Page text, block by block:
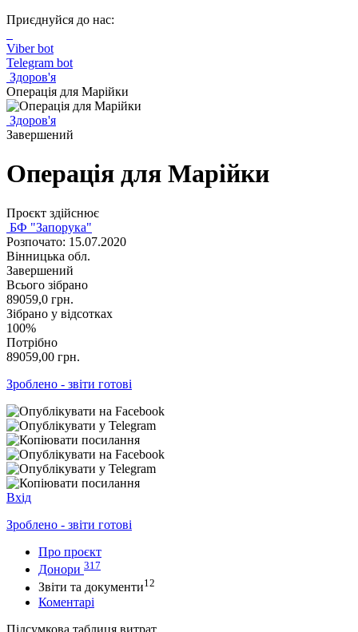
Приєднуйся до нас:
Viber bot
Telegram bot
Здоров'я
Операція для Марійки
Здоров'я
Завершений
Операція для Марійки
Проєкт здійснює
БФ "Запорука"
Розпочато: 15.07.2020
Вінницька обл.
Завершений
Всього зібрано
89059,0 грн.
Зібрано у відсотках
100%
Потрібно
89059,00 грн.
Зроблено - звіти готові
Вхід
Зроблено - звіти готові
Про проєкт
Донори 317
Звіти та документи12
Коментарі
Підсумкова таблиця витрат